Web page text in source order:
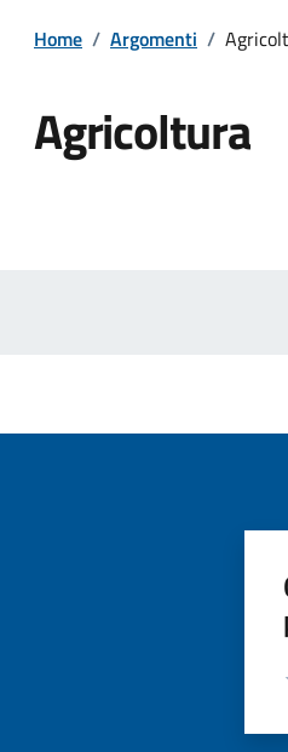
Home / Argomenti /
Agricoltura